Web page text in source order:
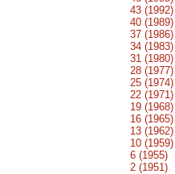
43 (1992)
40 (1989)
37 (1986)
34 (1983)
31 (1980)
28 (1977)
25 (1974)
22 (1971)
19 (1968)
16 (1965)
13 (1962)
10 (1959)
6 (1955)
2 (1951)